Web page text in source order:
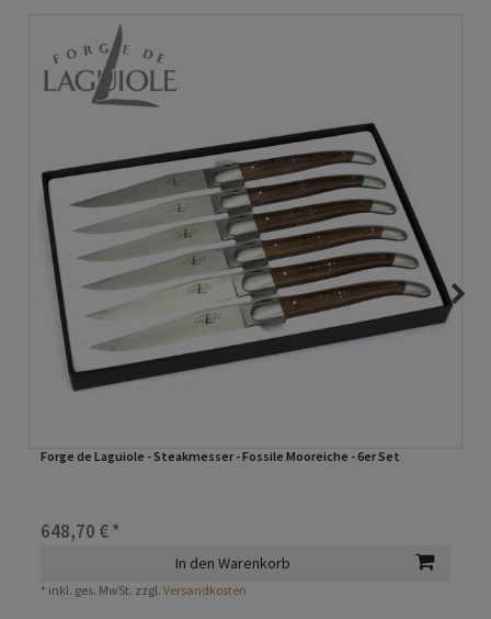
Forge de Laguiole - Steakmesser - Fossile Mooreiche - 6er Set
648,70 € *
In den Warenkorb
* inkl. ges. MwSt. zzgl.Versandkosten